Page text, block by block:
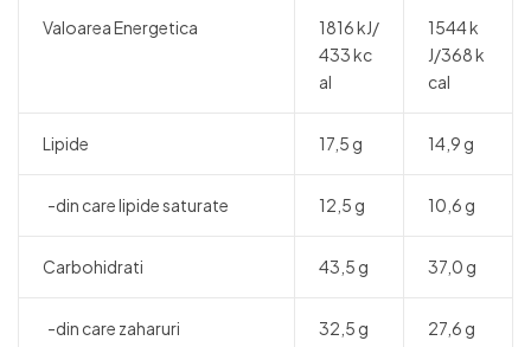
Valoarea Energetica
1816 kJ/
433 kc
al
1544 k
J/368 k
cal
Lipide 17,5 g 14,9 g
-din care lipide saturate 12,5 g 10,6 g
Carbohidrati 43,5 g 37,0 g
-din care zaharuri 32,5 g 27,6 g